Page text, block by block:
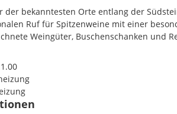
- von klassischer Weinwirtschaft bis hin
sowohl über einen Anschluss an die
Hausbrunnen. Besonders
Bebauungsmöglichkeiten
% erweitert werden und bietet somit viel
die alten Feigenbäume am Südhang,
der bekanntesten Orte entlang der
Ruf für Spitzenweine mit einer
Weingüter, Buschenschanken und
prägen die Region ebenso wie
Die Landeshauptstadt Graz
den Flughafen Graz in rund 40 Minuten.
Kombination aus ländlicher Idylle und